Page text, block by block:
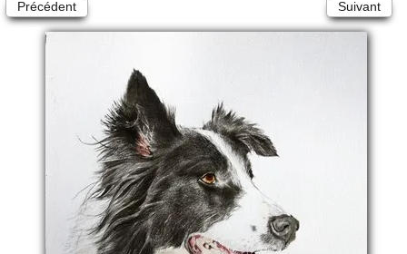
BECASSE
CONTACT
Français
0
Précédent Suivant